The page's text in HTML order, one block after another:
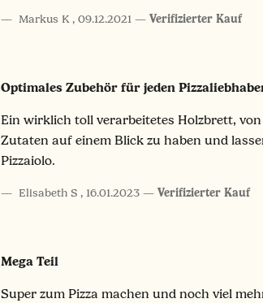
Markus K , 09.12.2021 Verifizierter Kauf
Optimales Zubehör für jeden
Ein wirklich toll verarbeitetes Holzbrett,
Zutaten auf einem Blick zu haben und
Pizzaiolo.
Elisabeth S , 16.01.2023 Verifizierter Kauf
Mega Teil
Super zum Pizza machen und noch viel